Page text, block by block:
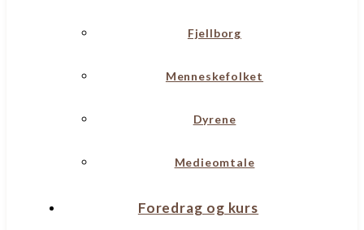
Fjellborg
Menneskefolket
Dyrene
Medieomtale
Foredrag og kurs